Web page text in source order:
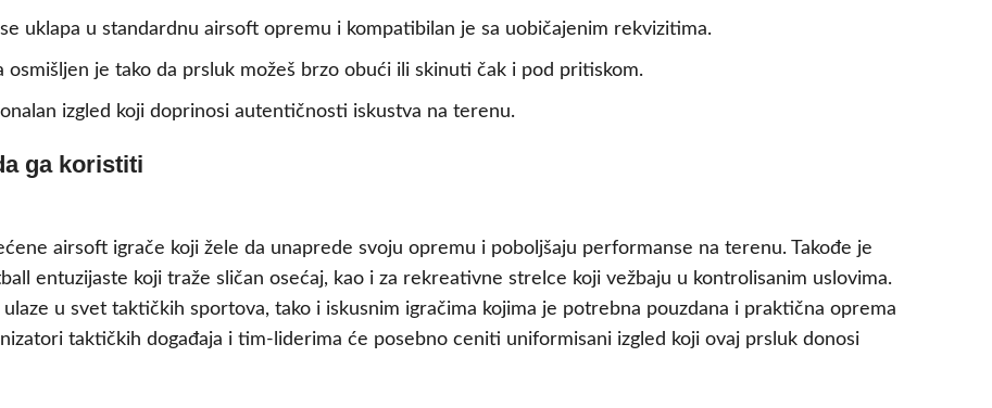
uklapa u standardnu airsoft opremu i kompatibilan je sa uobičajenim rekvizitima.
osmišljen je tako da prsluk možeš brzo obući ili skinuti čak i pod pritiskom.
izgled koji doprinosi autentičnosti iskustva na terenu.
ga koristiti
airsoft igrače koji žele da unaprede svoju opremu i poboljšaju performanse na terenu. Takođe je
entuzijaste koji traže sličan osećaj, kao i za rekreativne strelce koji vežbaju u kontrolisanim uslovima.
u svet taktičkih sportova, tako i iskusnim igračima kojima je potrebna pouzdana i praktična oprema
taktičkih događaja i tim-liderima će posebno ceniti uniformisani izgled koji ovaj prsluk donosi